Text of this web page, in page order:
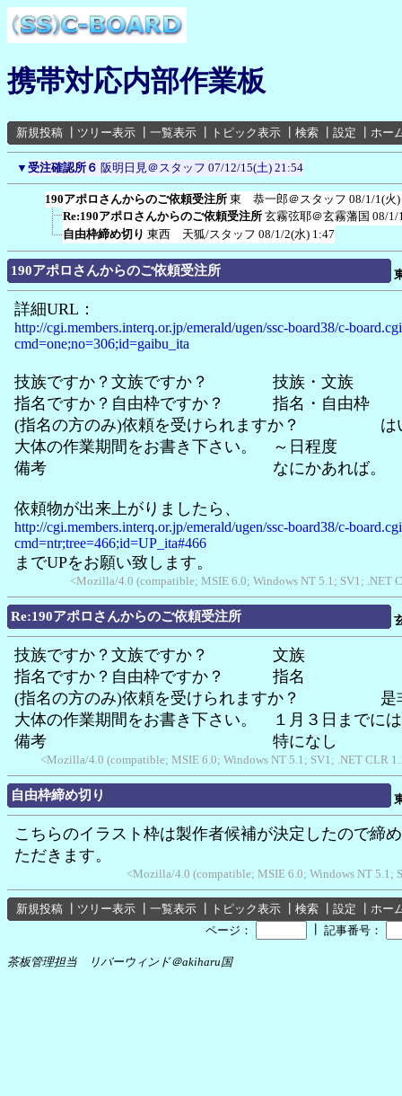
携帯対応内部作業板
新規投稿 ツリー表示 一覧表示 トピック表示 検索 設定 ホー
▼ 受注確認所６ 阪明日見＠スタッフ 07/12/15(土) 21:54
190アポロさんからのご依頼受注所 東 恭一郎＠スタッフ 08/1/1(火
Re:190アポロさんからのご依頼受注所 玄霧弦耶＠玄霧藩国 08/1/
自由枠締め切り 東西 天狐/スタッフ 08/1/2(水) 1:47
190アポロさんからのご依頼受注所
詳細URL：
http://cgi.members.interq.or.jp/emerald/ugen/ssc-board38/c-
cmd=one;no=306;id=gaibu_ita
技族ですか？文族ですか？ 技族・文族
指名ですか？自由枠ですか？ 指名・自由枠
(指名の方のみ)依頼を受けられますか？ は
大体の作業期間をお書き下さい。 ～日程度
備考 なにかあれば。
依頼物が出来上がりましたら、
http://cgi.members.interq.or.jp/emerald/ugen/ssc-board38/c-
cmd=ntr;tree=466;id=UP_ita#466
までUPをお願い致します。
<Mozilla/4.0 (compatible; MSIE 6.0; Windows NT 5.1; SV1; .NET
Re:190アポロさんからのご依頼受注所
技族ですか？文族ですか？ 文族
指名ですか？自由枠ですか？ 指名
(指名の方のみ)依頼を受けられますか？ 是
大体の作業期間をお書き下さい。 １月３日までには
備考 特になし
<Mozilla/4.0 (compatible; MSIE 6.0; Windows NT 5.1; SV1; .NET CLR
自由枠締め切り
こちらのイラスト枠は製作者候補が決定したので締
ただきます。
<Mozilla/4.0 (compatible; MSIE 6.0; Windows NT 5.1;
新規投稿 ツリー表示 一覧表示 トピック表示 検索 設定
ホー
ページ：
記事番号：
茶板管理担当 リバーウィンド＠akiharu国